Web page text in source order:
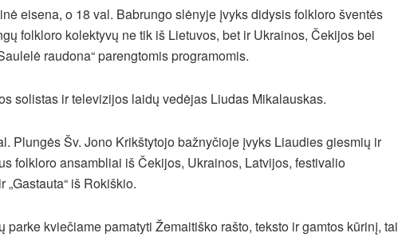
eisena, o 18 val. Babrungo slėnyje įvyks didysis folkloro šventės
folkloro kolektyvų ne tik iš Lietuvos, bet ir Ukrainos, Čekijos bei
raudona“ parengtomis programomis.
solistas ir televizijos laidų vedėjas Liudas Mikalauskas.
Plungės Šv. Jono Krikštytojo bažnyčioje įvyks Liaudies giesmių ir
folkloro ansambliai iš Čekijos, Ukrainos, Latvijos, festivalio
„Gastauta“ iš Rokiškio.
kviečiame pamatyti Žemaitiško rašto, teksto ir gamtos kūrinį, tai